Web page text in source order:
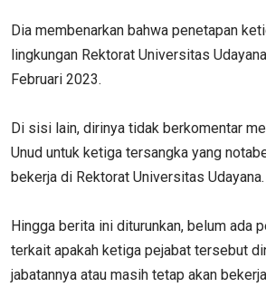
Dia membenarkan bahwa penetapan
lingkungan Rektorat Universitas
Februari 2023.
Di sisi lain, dirinya tidak berkomentar
Unud untuk ketiga tersangka yang
bekerja di Rektorat Universitas Udayana.
Hingga berita ini diturunkan, belum ada
terkait apakah ketiga pejabat tersebut
jabatannya atau masih tetap akan